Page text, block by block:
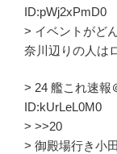
ID:pWj2xPmD0
> イベントがど
奈川辺りの人は
> 24 艦これ速報
ID:kUrLeL0M0
> >>20
> 御殿場行き小